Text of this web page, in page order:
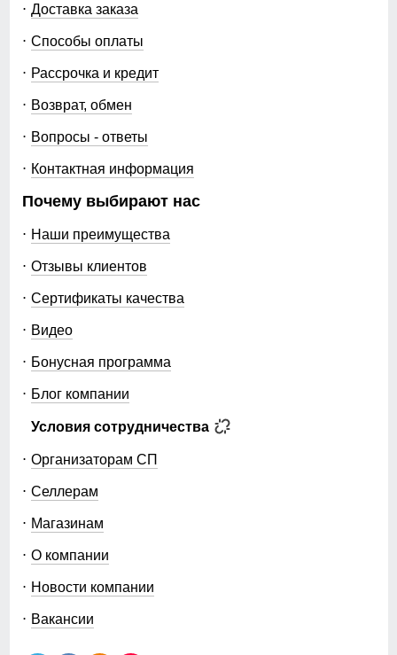
Доставка заказа
Способы оплаты
Рассрочка и кредит
Возврат, обмен
Вопросы - ответы
Контактная информация
Почему выбирают нас
Наши преимущества
Отзывы клиентов
Сертификаты качества
Видео
Бонусная программа
Блог компании
Условия сотрудничества
Организаторам СП
Селлерам
Магазинам
О компании
Новости компании
Вакансии